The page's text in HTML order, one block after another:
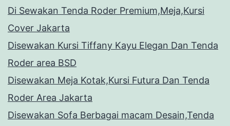
Di Sewakan Tenda Roder Premium,Meja,Kursi
Cover Jakarta
Disewakan Kursi Tiffany Kayu Elegan Dan Tenda
Roder area BSD
Disewakan Meja Kotak,Kursi Futura Dan Tenda
Roder Area Jakarta
Disewakan Sofa Berbagai macam Desain,Tenda